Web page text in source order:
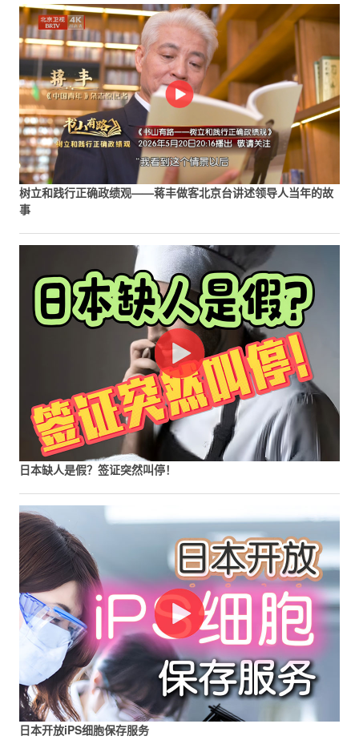
树立和践行正确政绩观——蒋丰做客北京台讲述领导人当年的故
事
日本缺人是假？签证突然叫停！
日本开放iPS细胞保存服务